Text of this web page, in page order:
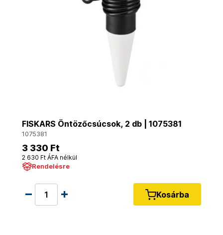
FISKARS Öntözőcsúcsok, 2 db | 1075381
1075381
3 330 Ft
2 630 Ft ÁFA nélkül
Rendelésre
Kosárba